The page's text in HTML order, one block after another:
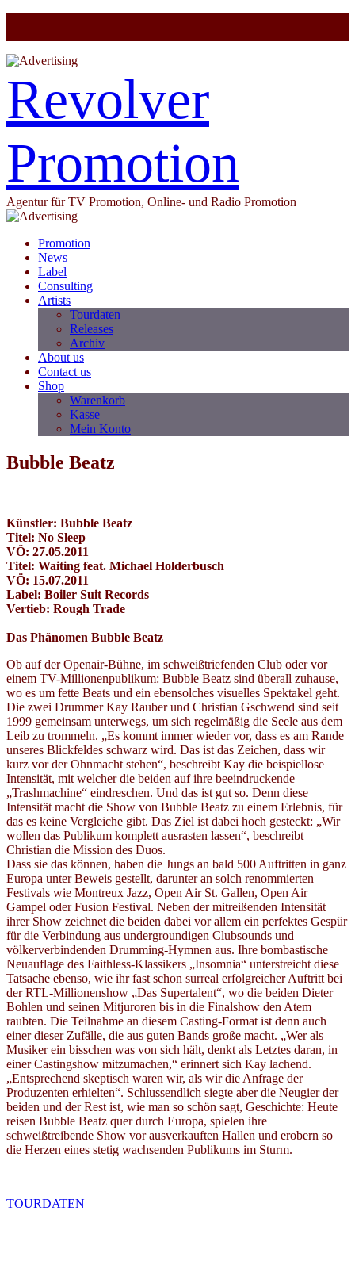
Revolver
Promotion
Agentur für TV Promotion, Online- und Radio Promotion
Promotion
News
Label
Consulting
Artists
Tourdaten
Releases
Archiv
About us
Contact us
Shop
Warenkorb
Kasse
Mein Konto
Bubble Beatz
Künstler: Bubble Beatz
Titel: No Sleep
VÖ: 27.05.2011
Titel: Waiting feat. Michael Holderbusch
VÖ: 15.07.2011
Label: Boiler Suit Records
Vertieb: Rough Trade
Das Phänomen Bubble Beatz
Ob auf der Openair-Bühne, im schweißtriefenden Club oder vor
einem TV-Millionenpublikum: Bubble Beatz sind überall zuhause,
wo es um fette Beats und ein ebensolches visuelles Spektakel geht.
Die zwei Drummer Kay Rauber und Christian Gschwend sind seit
1999 gemeinsam unterwegs, um sich regelmäßig die Seele aus dem
Leib zu trommeln. „Es kommt immer wieder vor, dass es am Rande
unseres Blickfeldes schwarz wird. Das ist das Zeichen, dass wir
kurz vor der Ohnmacht stehen“, beschreibt Kay die beispiellose
Intensität, mit welcher die beiden auf ihre beeindruckende
„Trashmachine“ eindreschen. Und das ist gut so. Denn diese
Intensität macht die Show von Bubble Beatz zu einem Erlebnis, für
das es keine Vergleiche gibt. Das Ziel ist dabei hoch gesteckt: „Wir
wollen das Publikum komplett ausrasten lassen“, beschreibt
Christian die Mission des Duos.
Dass sie das können, haben die Jungs an bald 500 Auftritten in ganz
Europa unter Beweis gestellt, darunter an solch renommierten
Festivals wie Montreux Jazz, Open Air St. Gallen, Open Air
Gampel oder Fusion Festival. Neben der mitreißenden Intensität
ihrer Show zeichnet die beiden dabei vor allem ein perfektes Gespür
für die Verbindung aus undergroundigen Clubsounds und
völkerverbindenden Drumming-Hymnen aus. Ihre bombastische
Neuauflage des Faithless-Klassikers „Insomnia“ unterstreicht diese
Tatsache ebenso, wie ihr fast schon surreal erfolgreicher Auftritt bei
der RTL-Millionenshow „Das Supertalent“, wo die beiden Dieter
Bohlen und seinen Mitjuroren bis in die Finalshow den Atem
raubten. Die Teilnahme an diesem Casting-Format ist denn auch
einer dieser Zufälle, die aus guten Bands große macht. „Wer als
Musiker ein bisschen was von sich hält, denkt als Letztes daran, in
einer Castingshow mitzumachen,“ erinnert sich Kay lachend.
„Entsprechend skeptisch waren wir, als wir die Anfrage der
Produzenten erhielten“. Schlussendlich siegte aber die Neugier der
beiden und der Rest ist, wie man so schön sagt, Geschichte: Heute
reisen Bubble Beatz quer durch Europa, spielen ihre
schweißtreibende Show vor ausverkauften Hallen und erobern so
die Herzen eines stetig wachsenden Publikums im Sturm.
TOURDATEN